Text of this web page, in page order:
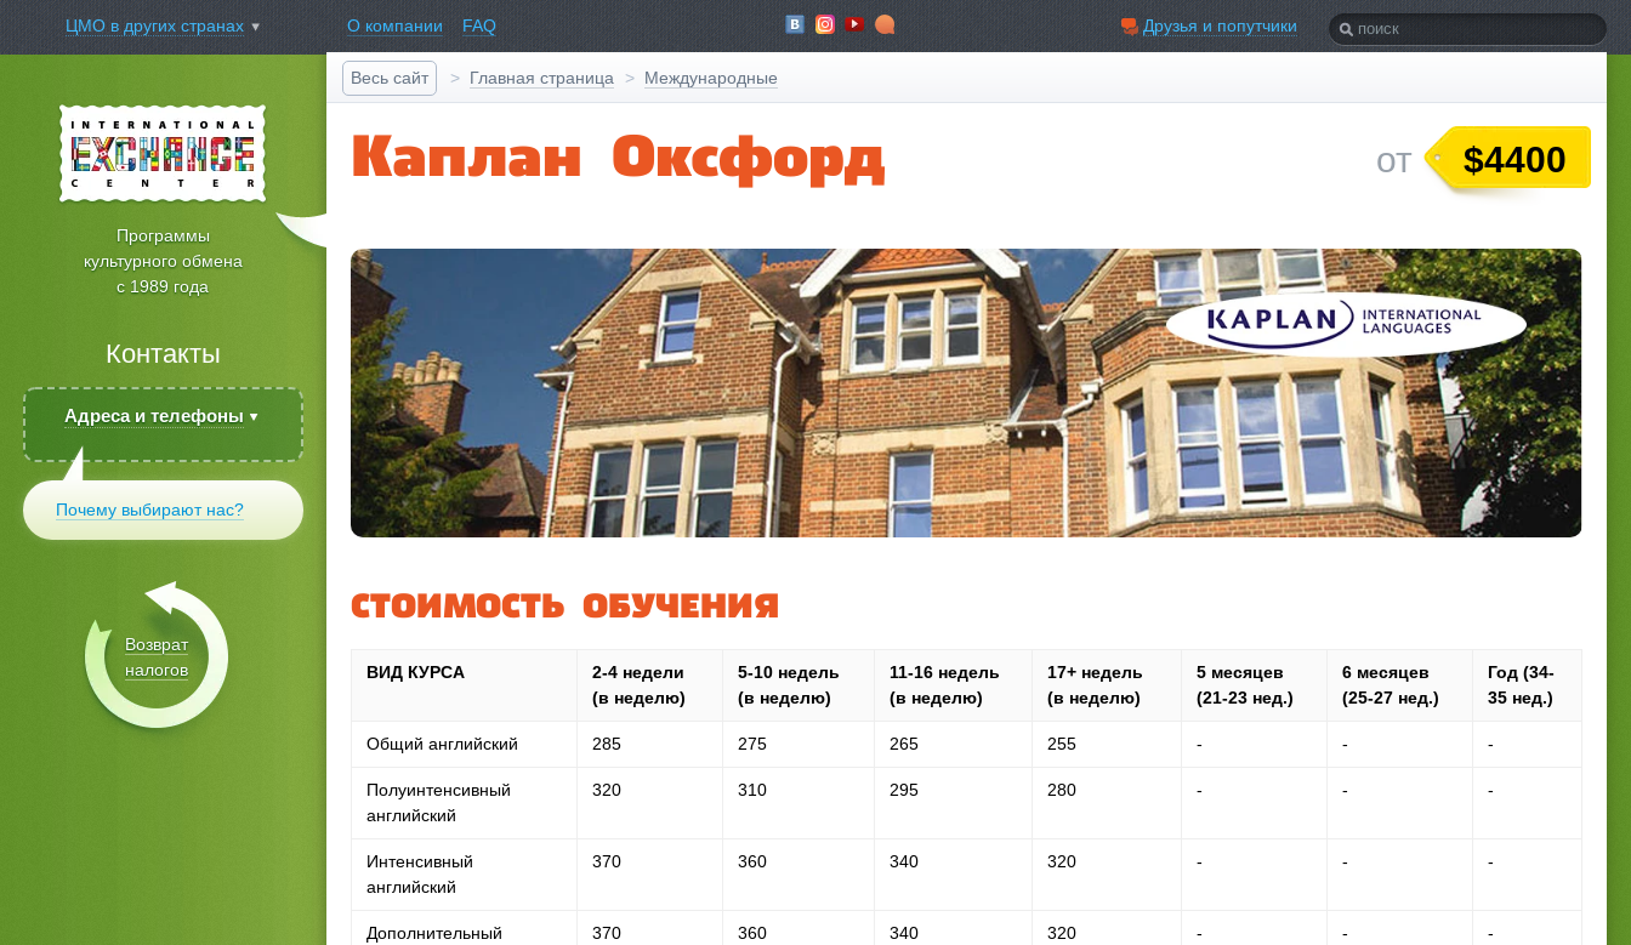
ЦМО в других странах О компании FAQ Вконтакте
ЖЖYoutube
Форум Друзья и попутчики
Программы
культурного обмена
с 1989 года
Контакты
Адреса и телефоны
Почему выбирают нас?
Возврат
налогов
Весь сайт Главная страница Международные
от $4400
Каплан Оксфорд
СТОИМОСТЬ ОБУЧЕНИЯ
ВИД КУРСА
2-4 недели
(в неделю)
5-10 недель
(в неделю)
11-16 недель
(в неделю)
17+ недель
(в неделю)
5 месяцев
(21-23 нед.)
6 месяцев
(25-27 нед.)
Год (34-
35 нед.)
Общий английский 285 275 265 255 - - -
Полуинтенсивный
английский
320 310 295 280 - - -
Интенсивный
английский
370 360 340 320 - - -
Дополнительный
370 360 340 320 - - -